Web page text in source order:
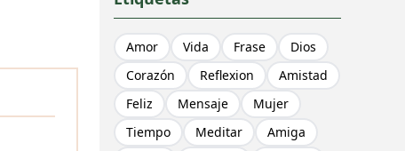
Amor Vida Frase
Dios
Corazón
Reflexion
Amistad
Feliz
Mensaje
Mujer
Tiempo
Meditar
Amiga